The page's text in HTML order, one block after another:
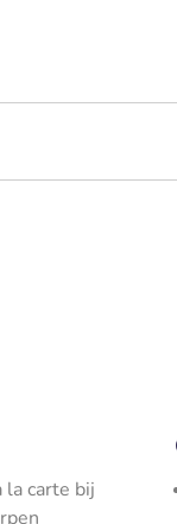
la carte bij